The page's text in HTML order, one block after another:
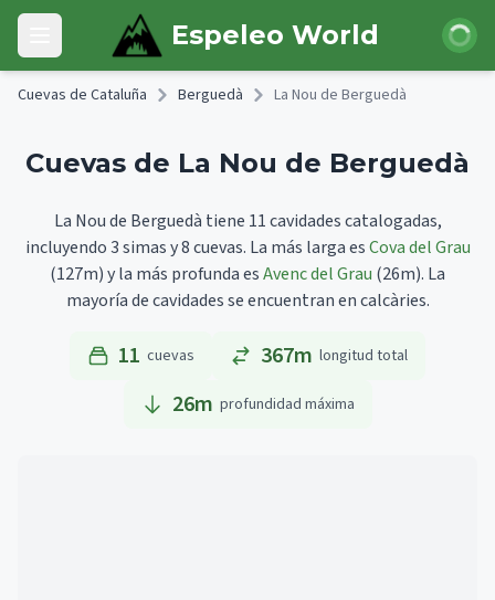
Skip to main content
Open main menu Espeleo World Iniciar
Cuevas de Cataluña Berguedà La Nou de Berguedà
Cuevas de La Nou de Berguedà
La Nou de Berguedà tiene 11 cavidades catalogadas,
incluyendo 3 simas y 8 cuevas. La más larga esCova del Grau
(127m)y la más profunda esAvenc del Grau (26m). La
mayoría de cavidades se encuentran en calcàries.
11 cuevas 367m longitud total
26m profundidad máxima